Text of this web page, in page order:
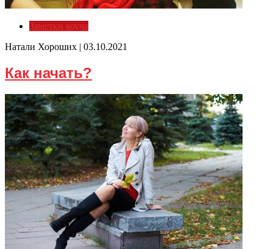
Заметки коуча
Натали Хороших | 03.10.2021
Как начать?